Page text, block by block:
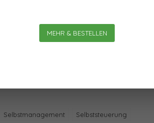
MEHR & BESTELLEN
Selbstmanagement Selbststeuerung